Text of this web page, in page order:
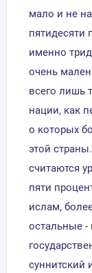
мало и не
пятидесяти
именно
очень
всего лишь
нации, как
о которых
этой
считаются
пяти
ислам,
остальные -
суннитский